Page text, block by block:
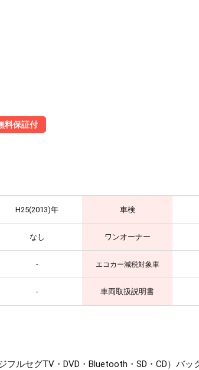
料保証付
H25(2013)年 車検
なし ワンオーナー
- エコカー減税対象車
- 車両取扱説明書
フルセグTV・DVD・Bluetooth・SD・CD